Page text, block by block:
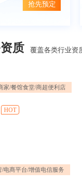
抢先预定
质 覆盖各类行业资
家/餐馆食堂/商超便利店
HOT
/电商平台/增值电信服务